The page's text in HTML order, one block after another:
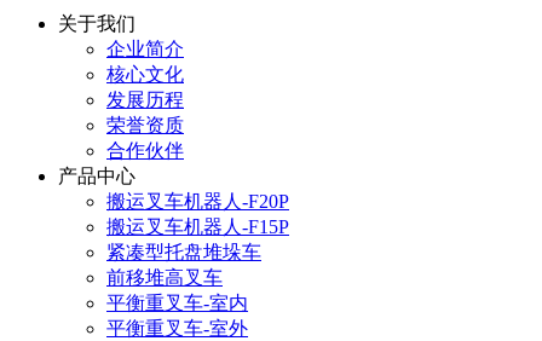
关于我们
企业简介
核心文化
发展历程
荣誉资质
合作伙伴
产品中心
搬运叉车机器人-F20P
搬运叉车机器人-F15P
紧凑型托盘堆垛车
前移堆高叉车
平衡重叉车-室内
平衡重叉车-室外